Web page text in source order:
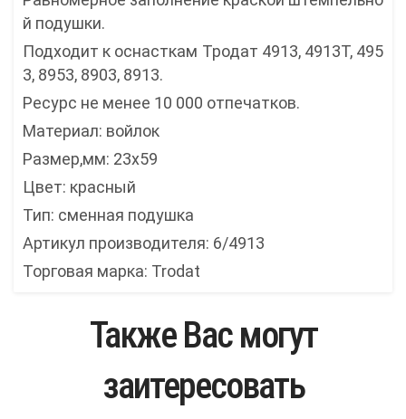
й подушки.
Подходит к оснасткам Тродат 4913, 4913Т, 495
3, 8953, 8903, 8913.
Ресурс не менее 10 000 отпечатков.
Материал: войлок
Размер,мм: 23х59
Цвет: красный
Тип: сменная подушка
Артикул производителя: 6/4913
Торговая марка: Trodat
Также Вас могут
заитересовать